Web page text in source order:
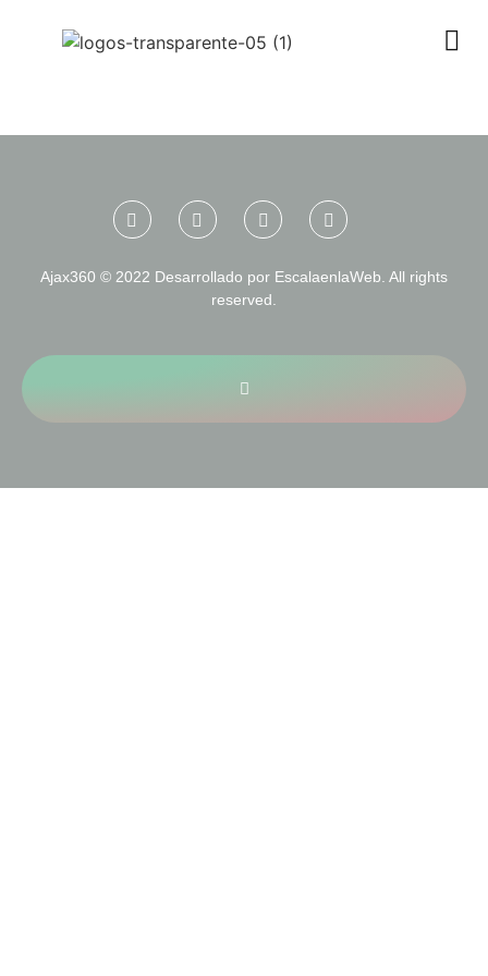
Ajax360 © 2022 Desarrollado por EscalaenlaWeb. All rights
reserved.